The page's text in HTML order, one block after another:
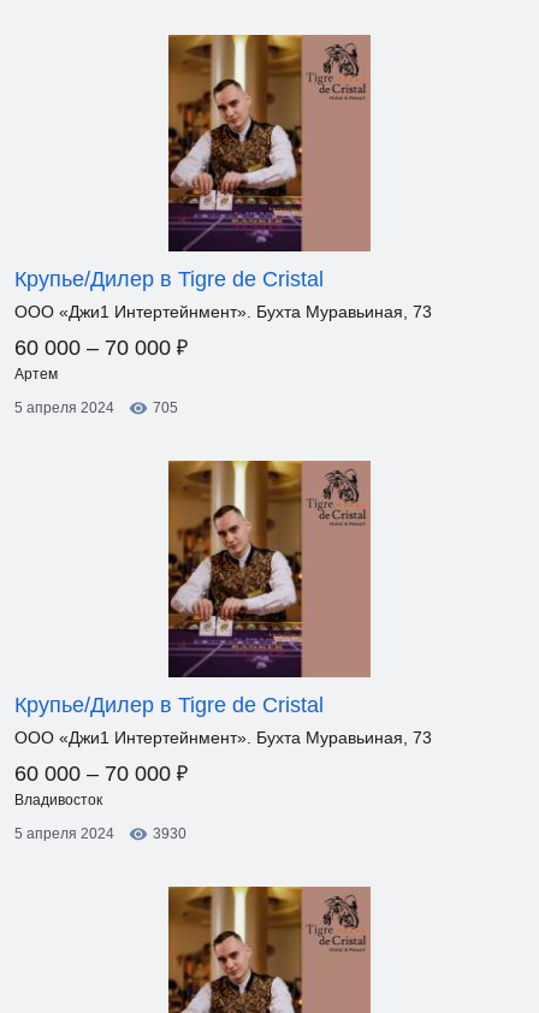
Крупье/Дилер в Tigre de Cristal
ООО «Джи1 Интертейнмент». Бухта Муравьиная, 73
60 000 – 70 000 ₽
Артем
5 апреля 2024
705
Крупье/Дилер в Tigre de Cristal
ООО «Джи1 Интертейнмент». Бухта Муравьиная, 73
60 000 – 70 000 ₽
Владивосток
5 апреля 2024
3930